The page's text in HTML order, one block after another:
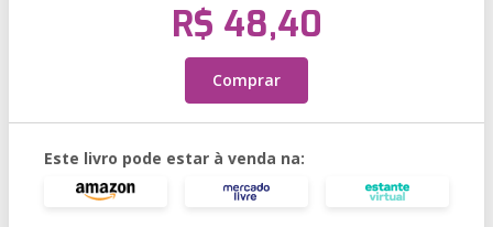
R$ 48,40
Comprar
Este livro pode estar à venda na: